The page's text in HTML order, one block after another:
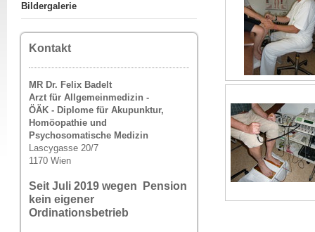
Bildergalerie
Kontakt
MR Dr. Felix Badelt
Arzt für Allgemeinmedizin -
ÖÄK - Diplome für Akupunktur,
Homöopathie und
Psychosomatische Medizin
Lascygasse 20/7
1170 Wien
Seit Juli 2019 wegen Pension
kein eigener
Ordinationsbetrieb